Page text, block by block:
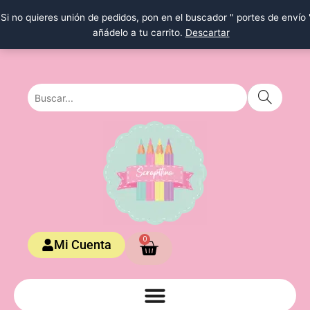
Si no quieres unión de pedidos, pon en el buscador " portes de envío
añádelo a tu carrito. Descartar
al
Mi Cuenta 0
Carrito